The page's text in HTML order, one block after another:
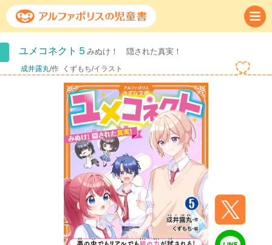
ユメコネクト５ みぬけ！ 隠された真実！
成井露丸/作 くずもち/イラスト